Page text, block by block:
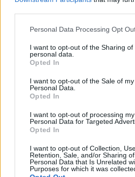
Personal Data Processing Opt
I want to opt-out of the Sharing of
personal data.
Opted In
I want to opt-out of the Sale of my
Personal Data.
Opted In
I want to opt-out of processing my
Personal Data for Targeted
Opted In
I want to opt-out of Collection,
Retention, Sale, and/or Sharing
Personal Data that Is Unrelated
Purposes for which it was
Deputados do PSD
certame internacional
Capacita Jovem de